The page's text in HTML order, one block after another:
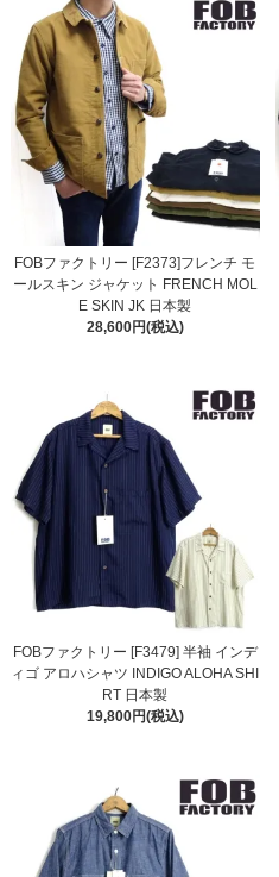
FOBファクトリー [F2373]フレンチ モ
ールスキン ジャケット FRENCH MOL
E SKIN JK 日本製
28,600円(税込)
FOBファクトリー [F3479] 半袖 インデ
ィゴ アロハシャツ INDIGO ALOHA SHI
RT 日本製
19,800円(税込)